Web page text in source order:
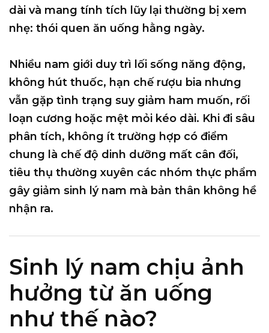
dài và mang tính tích lũy lại thường bị xem
nhẹ: thói quen ăn uống hằng ngày.
Nhiều nam giới duy trì lối sống năng động,
không hút thuốc, hạn chế rượu bia nhưng
vẫn gặp tình trạng suy giảm ham muốn, rối
loạn cương hoặc mệt mỏi kéo dài. Khi đi sâu
phân tích, không ít trường hợp có điểm
chung là chế độ dinh dưỡng mất cân đối,
tiêu thụ thường xuyên các nhóm thực phẩm
gây giảm sinh lý nam mà bản thân không hề
nhận ra.
Sinh lý nam chịu ảnh
hưởng từ ăn uống
như thế nào?